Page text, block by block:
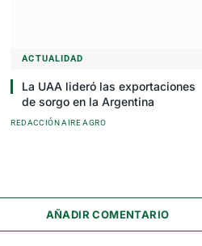
ACTUALIDAD
La UAA lideró las exportaciones
de sorgo en la Argentina
REDACCIÓN AIRE AGRO
AÑADIR COMENTARIO